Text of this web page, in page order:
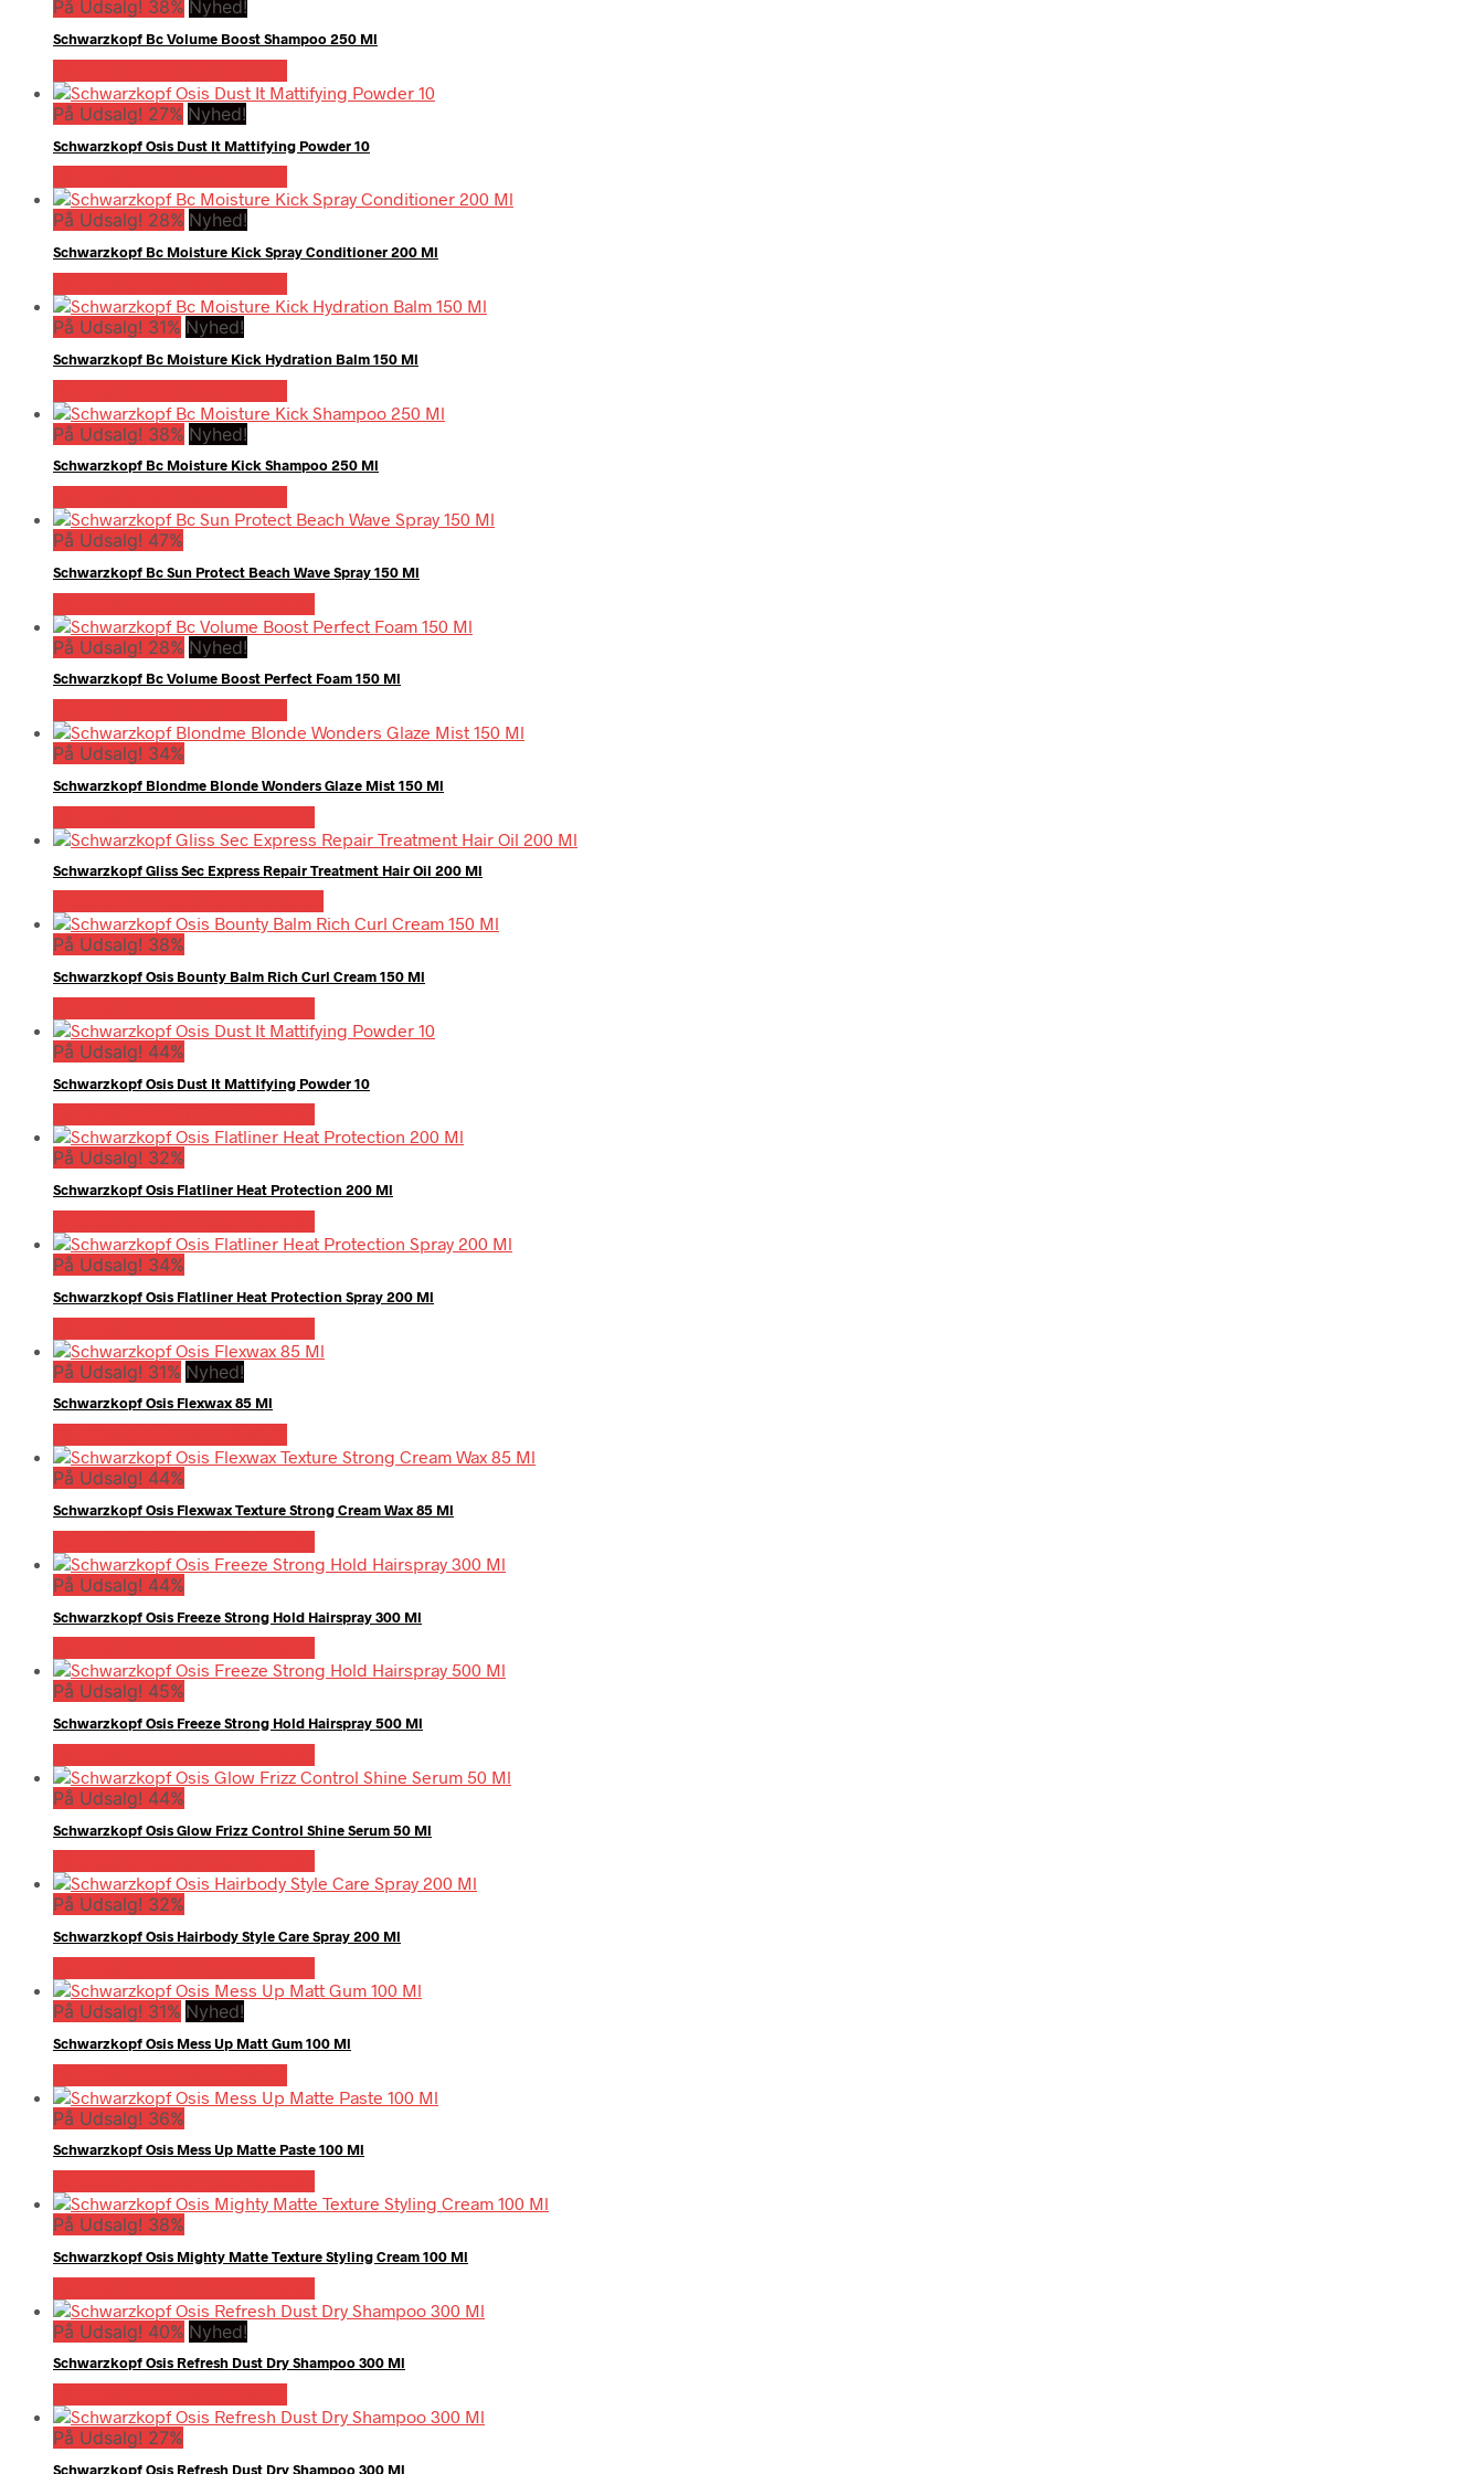
På Udsalg! 38% Nyhed!
Schwarzkopf Bc Volume Boost Shampoo 250 Ml
På Udsalg! 27% Nyhed!
Schwarzkopf Osis Dust It Mattifying Powder 10
På Udsalg! 28% Nyhed!
Schwarzkopf Bc Moisture Kick Spray Conditioner 200 Ml
På Udsalg! 31% Nyhed!
Schwarzkopf Bc Moisture Kick Hydration Balm 150 Ml
På Udsalg! 38% Nyhed!
Schwarzkopf Bc Moisture Kick Shampoo 250 Ml
På Udsalg! 47%
Schwarzkopf Bc Sun Protect Beach Wave Spray 150 Ml
På Udsalg! 28% Nyhed!
Schwarzkopf Bc Volume Boost Perfect Foam 150 Ml
På Udsalg! 34%
Schwarzkopf Blondme Blonde Wonders Glaze Mist 150 Ml
Schwarzkopf Gliss Sec Express Repair Treatment Hair Oil 200 Ml
På Udsalg! 38%
Schwarzkopf Osis Bounty Balm Rich Curl Cream 150 Ml
På Udsalg! 44%
Schwarzkopf Osis Dust It Mattifying Powder 10
På Udsalg! 32%
Schwarzkopf Osis Flatliner Heat Protection 200 Ml
På Udsalg! 34%
Schwarzkopf Osis Flatliner Heat Protection Spray 200 Ml
På Udsalg! 31% Nyhed!
Schwarzkopf Osis Flexwax 85 Ml
På Udsalg! 44%
Schwarzkopf Osis Flexwax Texture Strong Cream Wax 85 Ml
På Udsalg! 44%
Schwarzkopf Osis Freeze Strong Hold Hairspray 300 Ml
På Udsalg! 45%
Schwarzkopf Osis Freeze Strong Hold Hairspray 500 Ml
På Udsalg! 44%
Schwarzkopf Osis Glow Frizz Control Shine Serum 50 Ml
På Udsalg! 32%
Schwarzkopf Osis Hairbody Style Care Spray 200 Ml
På Udsalg! 31% Nyhed!
Schwarzkopf Osis Mess Up Matt Gum 100 Ml
På Udsalg! 36%
Schwarzkopf Osis Mess Up Matte Paste 100 Ml
På Udsalg! 38%
Schwarzkopf Osis Mighty Matte Texture Styling Cream 100 Ml
På Udsalg! 40% Nyhed!
Schwarzkopf Osis Refresh Dust Dry Shampoo 300 Ml
På Udsalg! 27%
Schwarzkopf Osis Refresh Dust Dry Shampoo 300 Ml